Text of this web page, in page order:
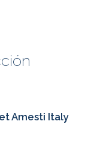
Amesti Italy